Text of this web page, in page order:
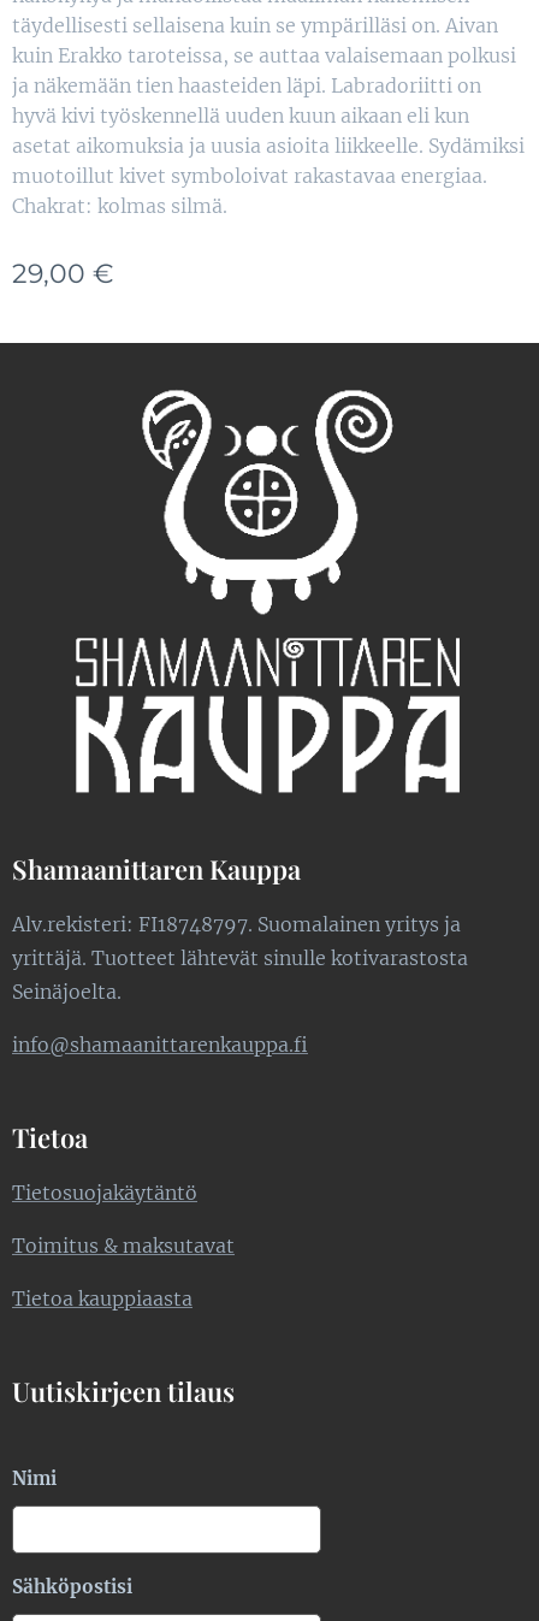
täydellisesti sellaisena kuin se ympärilläsi on. Aivan
kuin Erakko taroteissa, se auttaa valaisemaan polkusi
ja näkemään tien haasteiden läpi. Labradoriitti on
hyvä kivi työskennellä uuden kuun aikaan eli kun
asetat aikomuksia ja uusia asioita liikkeelle. Sydämiksi
muotoillut kivet symboloivat rakastavaa energiaa.
Chakrat: kolmas silmä.
29,00 €
Shamaanittaren Kauppa
Alv.rekisteri: FI18748797. Suomalainen yritys ja
yrittäjä. Tuotteet lähtevät sinulle kotivarastosta
Seinäjoelta.
info@shamaanittarenkauppa.fi
Tietoa
Tietosuojakäytäntö
Toimitus & maksutavat
Tietoa kauppiaasta
Uutiskirjeen tilaus
Nimi
Sähköpostisi